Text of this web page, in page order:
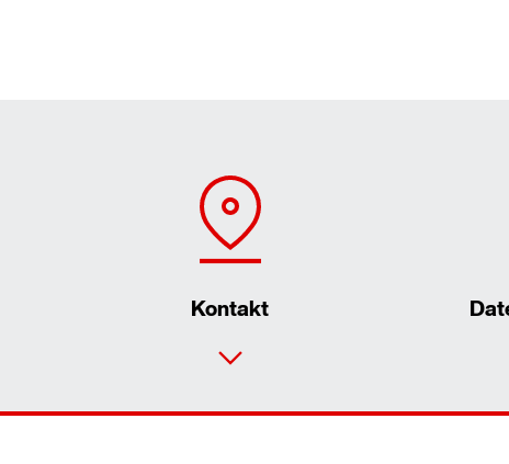
Kontakt